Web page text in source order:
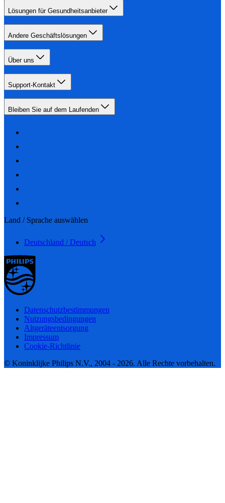
Lösungen für Gesundheitsanbieter
Andere Geschäftslösungen
Über uns
Support-Kontakt
Bleiben Sie auf dem Laufenden
Land / Sprache auswählen
Deutschland / Deutsch
Datenschutzbestimmungen
Nutzungsbedingungen
Altgeräteentsorgung
Impressum
Cookie-Richtlinie
© Koninklijke Philips N.V., 2004 - 2026. Alle Rechte vorbehalten.